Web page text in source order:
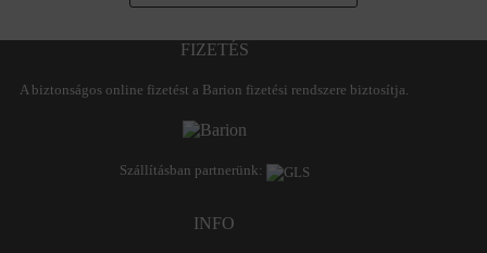
FIZETÉS
A biztonságos online fizetést a Barion fizetési rendszere biztosítja.
Szállításban partnerünk:
INFO